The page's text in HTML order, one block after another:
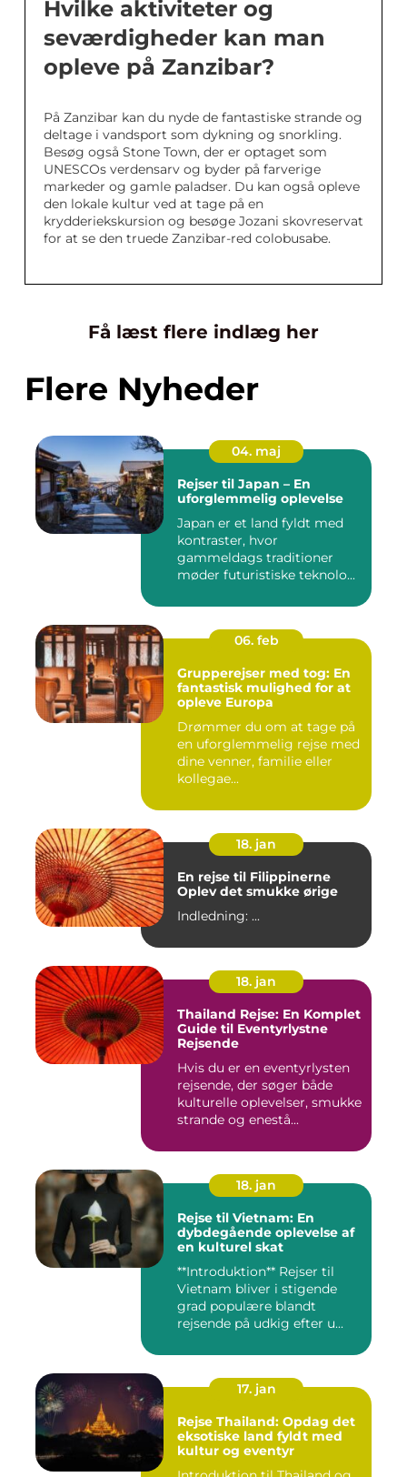
Hvilke aktiviteter og
seværdigheder kan man
opleve på Zanzibar?
På Zanzibar kan du nyde de fantastiske strande og
deltage i vandsport som dykning og snorkling.
Besøg også Stone Town, der er optaget som
UNESCOs verdensarv og byder på farverige
markeder og gamle paladser. Du kan også opleve
den lokale kultur ved at tage på en
krydderiekskursion og besøge Jozani skovreservat
for at se den truede Zanzibar-red colobusabe.
Få læst flere indlæg her
Flere Nyheder
04. maj
Rejser til Japan – En
uforglemmelig oplevelse
Japan er et land fyldt med
kontraster, hvor
gammeldags traditioner
møder futuristiske teknolo...
06. feb
Grupperejser med tog: En
fantastisk mulighed for at
opleve Europa
Drømmer du om at tage på
en uforglemmelig rejse med
dine venner, familie eller
kollegae...
18. jan
En rejse til Filippinerne
Oplev det smukke ørige
Indledning: ...
18. jan
Thailand Rejse: En Komplet
Guide til Eventyrlystne
Rejsende
Hvis du er en eventyrlysten
rejsende, der søger både
kulturelle oplevelser, smukke
strande og enestå...
18. jan
Rejse til Vietnam: En
dybdegående oplevelse af
en kulturel skat
**Introduktion** Rejser til
Vietnam bliver i stigende
grad populære blandt
rejsende på udkig efter u...
17. jan
Rejse Thailand: Opdag det
eksotiske land fyldt med
kultur og eventyr